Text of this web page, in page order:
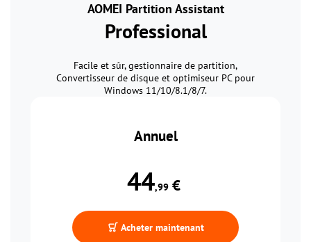
AOMEI Partition Assistant
Professional
Facile et sûr, gestionnaire de partition,
Convertisseur de disque et optimiseur PC pour
Windows 11/10/8.1/8/7.
Annuel
44,99 €
Acheter maintenant